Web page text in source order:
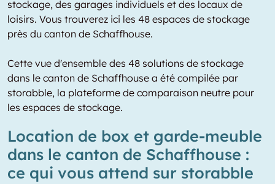
stockage, des garages individuels et des locaux de
loisirs. Vous trouverez ici les 48 espaces de stockage
près du canton de Schaffhouse.
Cette vue d'ensemble des 48 solutions de stockage
dans le canton de Schaffhouse a été compilée par
storabble, la plateforme de comparaison neutre pour
les espaces de stockage.
Location de box et garde-meuble
dans le canton de Schaffhouse :
ce qui vous attend sur storabble